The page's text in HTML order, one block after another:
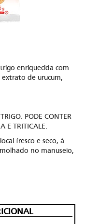
enriquecida com
de urucum,
PODE CONTER
E TRITICALE.
fresco e seco, à
no manuseio,